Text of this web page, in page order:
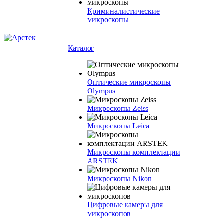
Криминалистические
микроскопы
Каталог
Оптические микроскопы
Olympus
Микроскопы Zeiss
Микроскопы Leica
Микроскопы комплектации
ARSTEK
Микроскопы Nikon
Цифровые камеры для
микроскопов